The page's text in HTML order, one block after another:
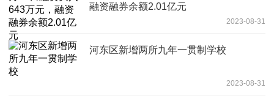
融资融券余额2.01亿元
2023-08-31
河东区新增两所九年一贯制学校
2023-08-31